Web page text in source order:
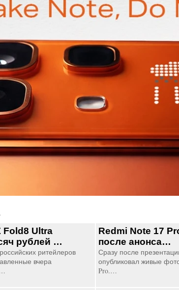
Fold8 Ultra
рублей …
ритейлеров
вчера
Redmi Note 17
после анонса…
Сразу после
опубликовал живые
Pro.…